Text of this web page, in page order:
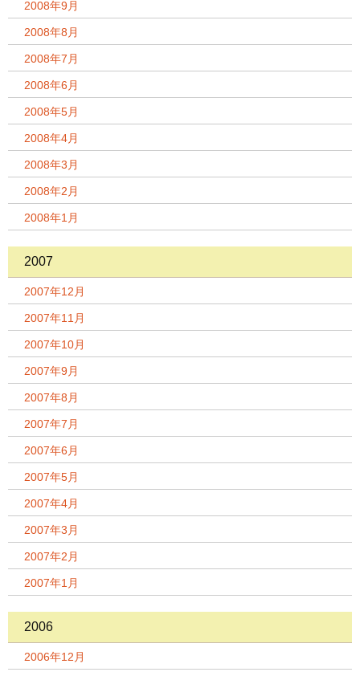
2008年9月
2008年8月
2008年7月
2008年6月
2008年5月
2008年4月
2008年3月
2008年2月
2008年1月
2007
2007年12月
2007年11月
2007年10月
2007年9月
2007年8月
2007年7月
2007年6月
2007年5月
2007年4月
2007年3月
2007年2月
2007年1月
2006
2006年12月